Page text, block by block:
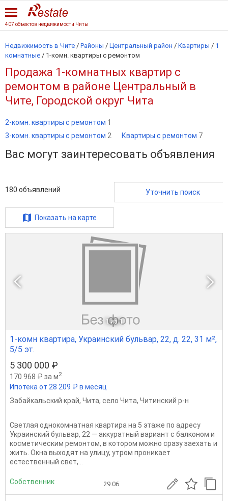
407 объектов недвижимости Читы
Недвижимость в Чите / Районы / Центральный район / Квартиры / 1
комнатные / 1-комн. квартиры с ремонтом
Продажа 1-комнатных квартир с
ремонтом в районе Центральный в
Чите, Городской округ Чита
2-комн. квартиры с ремонтом 1
3-комн. квартиры с ремонтом 2 Квартиры с ремонтом 7
Вас могут заинтересовать объявления
180 объявлений Уточнить поиск
Показать на карте
1 из 1
1-комн квартира, Украинский бульвар, 22, д. 22, 31 м²,
5/5 эт.
5 300 000 ₽
170 968 ₽ за м2
Ипотека от 28 209 ₽ в месяц
Забайкальский край, Чита, село Чита, Читинский р-н
Светлая однокомнатная квартира на 5 этаже по адресу
Украинский бульвар, 22 — аккуратный вариант с балконом и
косметическим ремонтом, в котором можно сразу заехать и
жить. Окна выходят на улицу, утром проникает
естественный свет,...
Собственник 29.06